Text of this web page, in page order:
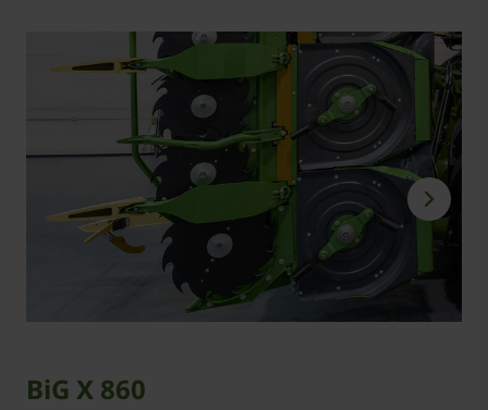
BiG X 860